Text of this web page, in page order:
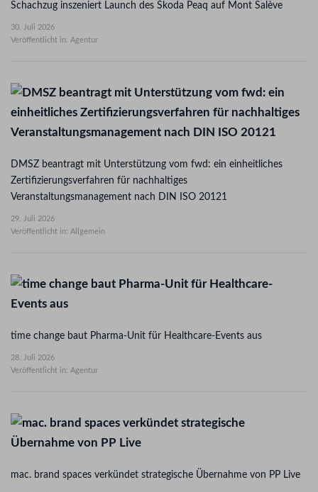
Schachzug inszeniert Launch des Škoda Peaq auf Mont Salève
30. Juli 2026
Veröffentlicht in: Agentur
DMSZ beantragt mit Unterstützung vom fwd: ein einheitliches
Zertifizierungsverfahren für nachhaltiges
Veranstaltungsmanagement nach DIN ISO 20121
29. Juli 2026
Veröffentlicht in: Allgemein
time change baut Pharma-Unit für Healthcare-Events aus
28. Juli 2026
Veröffentlicht in: Agentur
mac. brand spaces verkündet strategische Übernahme von PP Live